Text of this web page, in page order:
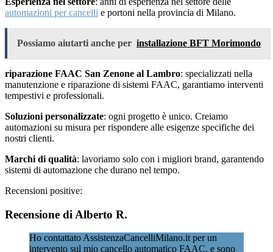
automazioni per cancelli e portoni nella provincia di Milano.
Possiamo aiutarti anche per installazione BFT Morimondo
riparazione FAAC San Zenone al Lambro: specializzati nella
manutenzione e riparazione di sistemi FAAC, garantiamo interventi
tempestivi e professionali.
Soluzioni personalizzate: ogni progetto è unico. Creiamo
automazioni su misura per rispondere alle esigenze specifiche dei
nostri clienti.
Marchi di qualità: lavoriamo solo con i migliori brand, garantendo
sistemi di automazione che durano nel tempo.
Recensioni positive:
Recensione di Alberto R.
Ho contattato AssistenzaCancelliMilano.it per un
intervento sul mio cancello automatico FAAC, e sono